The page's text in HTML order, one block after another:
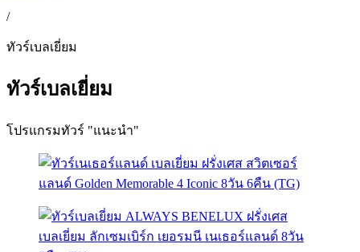
/
ทัวร์เบลเยี่ยม
ทัวร์เบลเยี่ยม
โปรแกรมทัวร์ "แนะนำ"